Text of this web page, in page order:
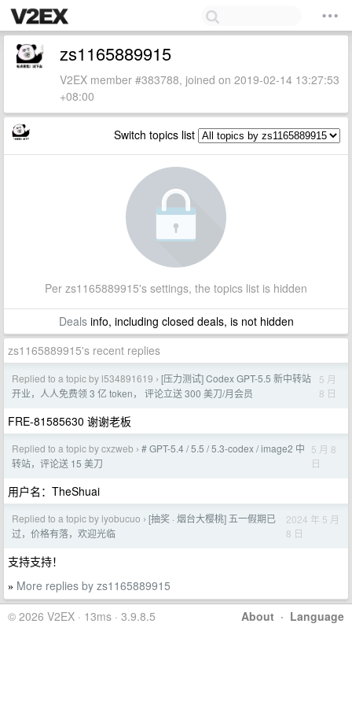
zs1165889915
V2EX member #383788, joined on 2019-02-14 13:27:53
+08:00
Switch topics list
Per zs1165889915's settings, the topics list is hidden
Dealsinfo, including closed deals, is not hidden
zs1165889915's recent replies
Replied to a topic by l534891619 › [压力测试] Codex GPT-5.5 新中转站
开业，人人免费领 3 亿 token， 评论立送 300 美刀/月会员
5 月
8 日
FRE-81585630 谢谢老板
Replied to a topic by cxzweb › # GPT-5.4 / 5.5 / 5.3-codex / image2 中
转站，评论送 15 美刀
5 月 8
日
用户名：TheShuai
Replied to a topic by iyobucuo › [抽奖 · 烟台大樱桃] 五一假期已
过，价格有落，欢迎光临
2024 年 5 月
8 日
支持支持！
» More replies by zs1165889915
About · Language
© 2026 V2EX · 13ms · 3.9.8.5